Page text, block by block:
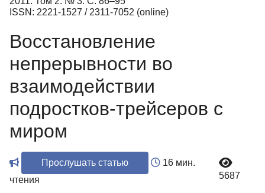
Регистрация
ISSN: 2221-1527 / 2311-7052 (online)
Восстановление
непрерывности во
взаимодействии
подростков-трейсеров с
миром
Прослушать статью
16 мин.
чтения
5687